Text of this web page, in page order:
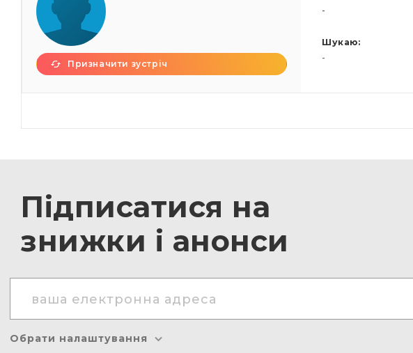
Призначити зустріч
-
Шукаю:
-
Підписатися на
знижки і анонси
Обрати налаштування